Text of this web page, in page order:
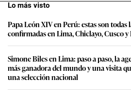
Lo más visto
Papa León XIV en Perú: estas son todas
confirmadas en Lima, Chiclayo, Cusco
Simone Biles en Lima: paso a paso, la
más ganadora del mundo y una visita
una selección nacional